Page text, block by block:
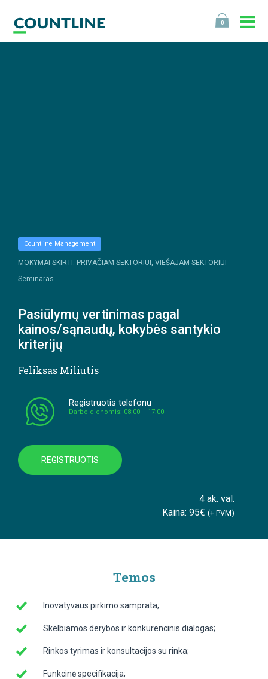
0
Countline Management
MOKYMAI SKIRTI: PRIVAČIAM SEKTORIUI, VIEŠAJAM SEKTORIUI
Seminaras.
Pasiūlymų vertinimas pagal
kainos/sąnaudų, kokybės santykio
kriterijų
Feliksas Miliutis
Registruotis telefonu
Darbo dienomis: 08:00 – 17:00
REGISTRUOTIS
4 ak. val.
Kaina: 95€ (+ PVM)
Temos
Inovatyvaus pirkimo samprata;
Skelbiamos derybos ir konkurencinis dialogas;
Rinkos tyrimas ir konsultacijos su rinka;
Funkcinė specifikacija;